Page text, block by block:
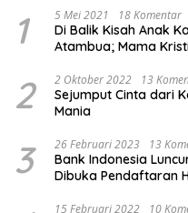
1 5 Mei 2021 18 Komentar
Di Balik Kisah Anak
Atambua; Mama
2 2 Oktober 2022 13
Sejumput Cinta dari
Mania
3 26 Februari 2023 13
Bank Indonesia
Dibuka Pendaftaran
15 Februari 2022 10